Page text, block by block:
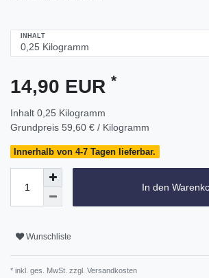
INHALT
14,90 EUR *
Inhalt 0,25 Kilogramm
Grundpreis 59,60 € / Kilogramm
Innerhalb von 4-7 Tagen lieferbar.
In den
Wunschliste
* inkl. ges. MwSt. zzgl. Versandkosten